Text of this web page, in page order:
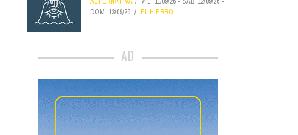
DOM, 13/09/26
EL HIERRO
AD